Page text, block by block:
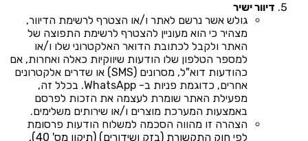
דיוור ישיר
גולש אשר נרשם לאתר ו/או הצטרף לרשימת הדיוור,
מצהיר כי הוא מעוניין להצטרף לרשימת התפוצה של
האתר ולקבל לכתובת הדואר האלקטרוני שלו ו/או
למספר הטלפון שלו הודעות שיווקיות כאלה ואחרות, אם
כהודעות דוא"ל, מסרונים (SMS) או שדרים אלקטרונים
אחרים, כדוגמת פניות ב- WhatsApp. בכלל זה,
מפעילת האתר שומרת לעצמה את הזכות לפרסם
באמצעות המערכת מוצרים ו/או שירותים משלימים.
הצהרה זו מהווה הסכמה למשלוח הודעות פרסומת
לפי
חוק התקשורת (בזק ושידורים) (תיקון מס' 40),